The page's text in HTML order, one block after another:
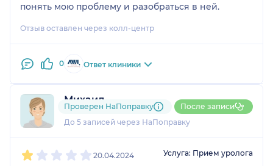
понять мою проблему и разобраться в ней.
Отзыв оставлен через колл-центр
0 Ответ клиники
Михаил
1 отзыв
До 5 записей через НаПоправку
Проверен НаПоправку После записи
20.04.2024 Услуга: Прием уролога